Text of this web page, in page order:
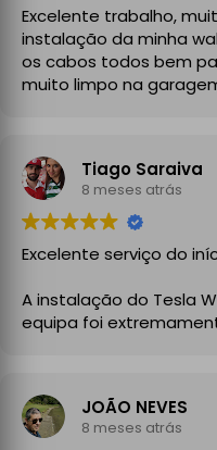
Excelente trabalho,
instalação da minha
os cabos todos bem
muito limpo na
garantindo toda a
Recomendo vivamente!
Tiago Saraiva
8 meses atrás
Excelente serviço do
A instalação do Tesla
equipa foi
clareza,
instalação elétrica e
enorme cuidado.
JOÃO NEVES
8 meses atrás